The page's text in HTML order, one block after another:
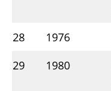
28
1976
29
1980